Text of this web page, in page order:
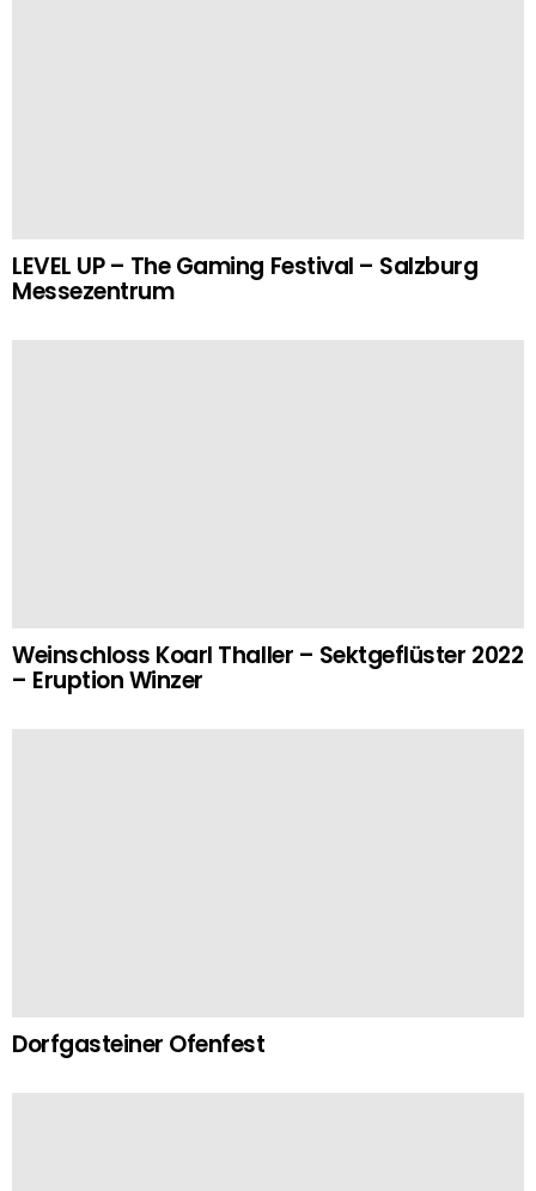
LEVEL UP – The Gaming Festival – Salzburg
Messezentrum
Weinschloss Koarl Thaller – Sektgeflüster 2022
– Eruption Winzer
Dorfgasteiner Ofenfest